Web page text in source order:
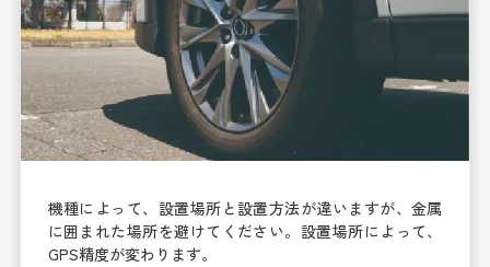
機種によって、設置場所と設置方法が違いますが、金属
に囲まれた場所を避けてください。設置場所によって、
GPS精度が変わります。